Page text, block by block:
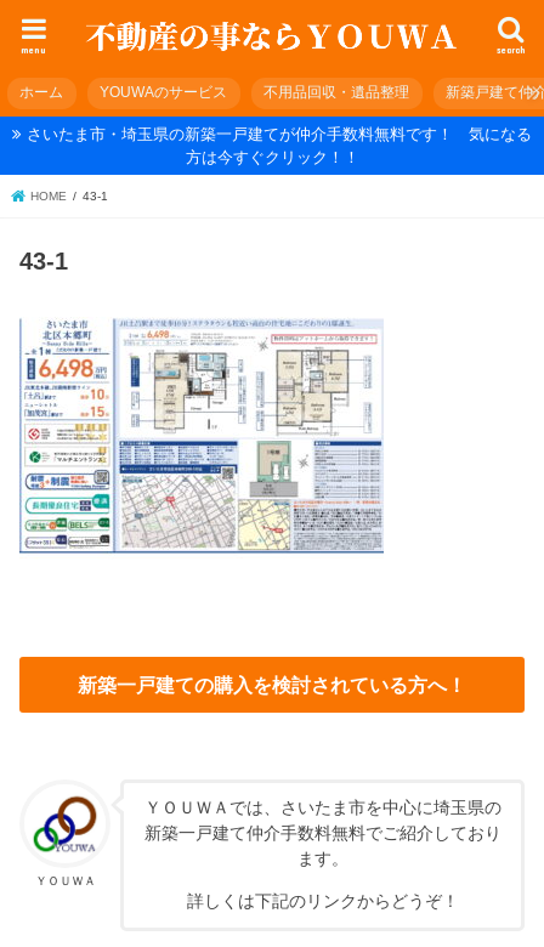
search
menu
ホーム YOUWAのサービス 不用品回収・遺品整理 新築戸建て仲
さいたま市・埼玉県の新築一戸建てが仲介手数料無料です！ 気になる
方は今すぐクリック！！
HOME 43-1
43-1
新築一戸建ての購入を検討されている方へ！
ＹＯＵＷＡ
ＹＯＵＷＡでは、さいたま市を中心に埼玉県の
新築一戸建て仲介手数料無料でご紹介しており
ます。
詳しくは下記のリンクからどうぞ！